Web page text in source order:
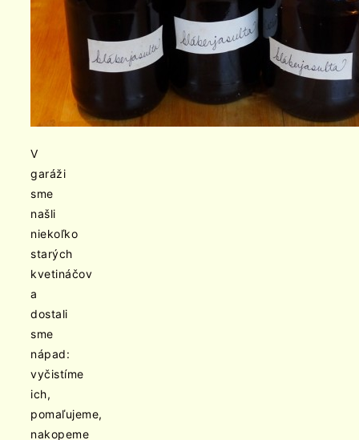
V
garáži
sme
našli
niekoľko
starých
kvetináčov
a
dostali
sme
nápad:
vyčistíme
ich,
pomaľujeme,
nakopeme